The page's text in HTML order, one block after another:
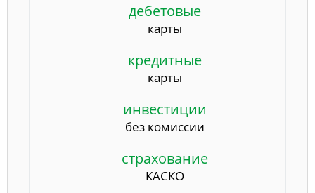
дебетовые
карты
кредитные
карты
инвестиции
без комиссии
страхование
КАСКО